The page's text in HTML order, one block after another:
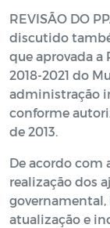
REVISÃO DO
discutido
que aprovada a
2018-2021 do
administração
conforme
de 2013.
De acordo com
realização dos
atualização e